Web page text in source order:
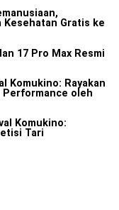
Kesehatan Gratis ke
17 Pro Max Resmi
Komukino: Rayakan
Performance oleh
Komukino:
Tari